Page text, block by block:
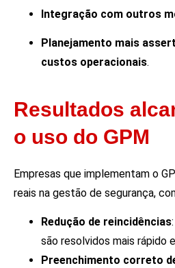
Integração com outros
Planejamento mais
custos operacionais.
Resultados
o uso do GPM
Empresas que implementam o
reais na gestão de segurança,
Redução de reincidências
são resolvidos mais rápido
Preenchimento correto